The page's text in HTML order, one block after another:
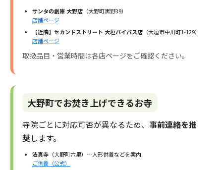
サンタの創庫 大野店 （大野町黒野39）
店舗ページ
【近隣】セカンドストリート 大垣バイパス店 （大垣市中川町1-129）
店舗ページ
取扱品目・営業時間は各店ページをご確認ください。
大野町でお焚き上げできるお寺
寺院ごとに対応可否が異なるため、 事前連絡を推
奨します。
法真寺 （大野町六里）…人形供養などを案内
ご供養（公式）